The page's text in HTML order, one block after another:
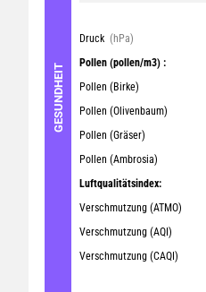
GESUNDHEIT
Druck (hPa)
Pollen (pollen/m3) :
Pollen (Birke)
Pollen (Olivenbaum)
Pollen (Gräser)
Pollen (Ambrosia)
Luftqualitätsindex:
Verschmutzung (ATMO)
Verschmutzung (AQI)
Verschmutzung (CAQI)